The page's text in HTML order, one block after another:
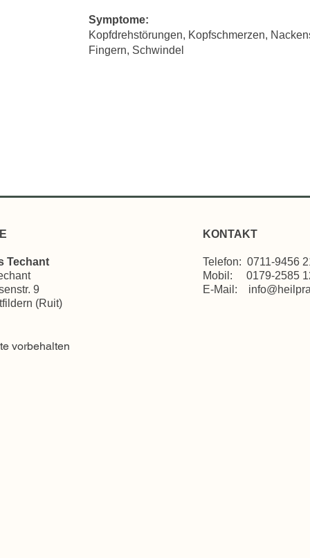
Symptome:
Kopfdrehstörungen, Kopfschmerzen,
Fingern, Schwindel
Techant
9
(Ruit)
vorbehalten
KONTAKT
Telefon: 0711-9456
Mobil: 0179-2585
E-Mail: